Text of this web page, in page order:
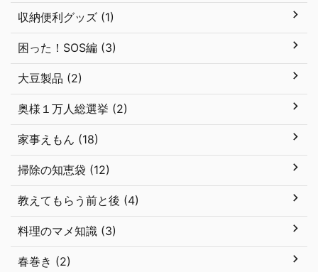
収納便利グッズ (1)
困った！SOS編 (3)
大豆製品 (2)
奥様１万人総選挙 (2)
家事えもん (18)
掃除の知恵袋 (12)
教えてもらう前と後 (4)
料理のマメ知識 (3)
春巻き (2)